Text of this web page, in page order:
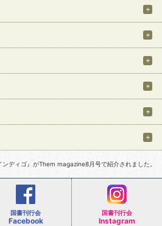
ンディゴ』がThem magazine8月号で紹介されました。
国書刊行会
Facebook
国書刊行会
Instagram